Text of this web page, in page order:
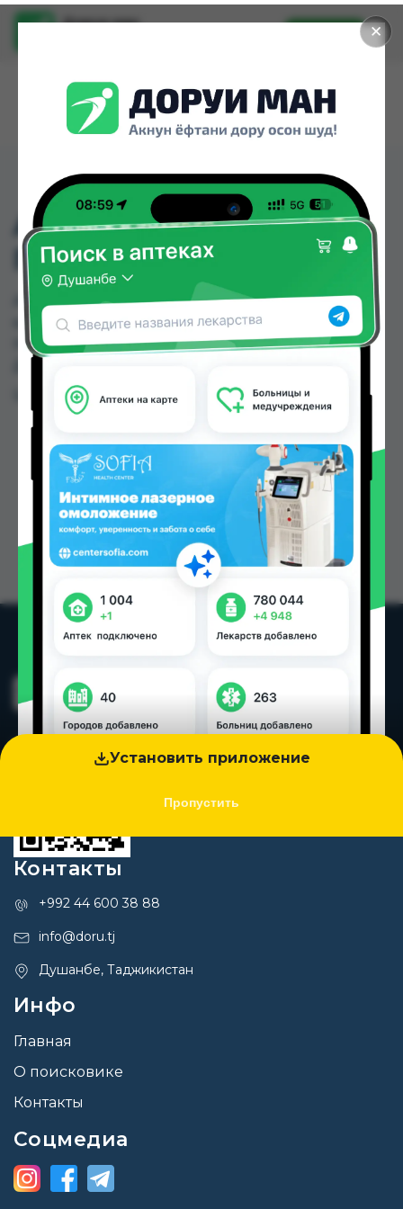
✕
Установить приложение
Пропустить
Доруи ман
Установить
AQUELLA ВАТНЫЕ
ПАЛОЧКИ 200ШТ
AQUELLA ВАТНЫЕ ПАЛОЧКИ 200ШТ можно
купить или заказать в аптеках, Нишон №2,
Нишон №3 по цене от 6.00 TJS до 16.00 TJS в
Цена: от6.00 TJS
Контакты
+992 44 600 38 88
info@doru.tj
Душанбе, Таджикистан
Инфо
Главная
О поисковике
Контакты
Соцмедиа